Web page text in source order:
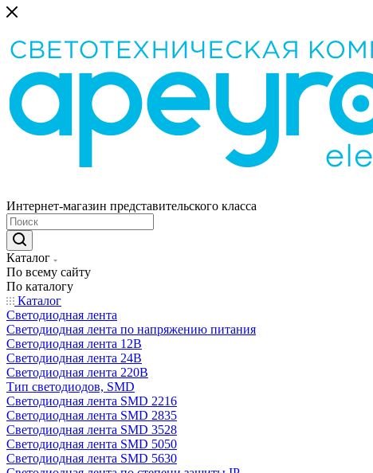
Интернет-магазин представительского класса
Каталог
По всему сайту
По каталогу
Каталог
Светодиодная лента
Светодиодная лента по напряжению питания
Светодиодная лента 12В
Светодиодная лента 24В
Светодиодная лента 220В
Тип светодиодов, SMD
Cветодиодная лента SMD 2216
Светодиодная лента SMD 2835
Светодиодная лента SMD 3528
Светодиодная лента SMD 5050
Светодиодная лента SMD 5630